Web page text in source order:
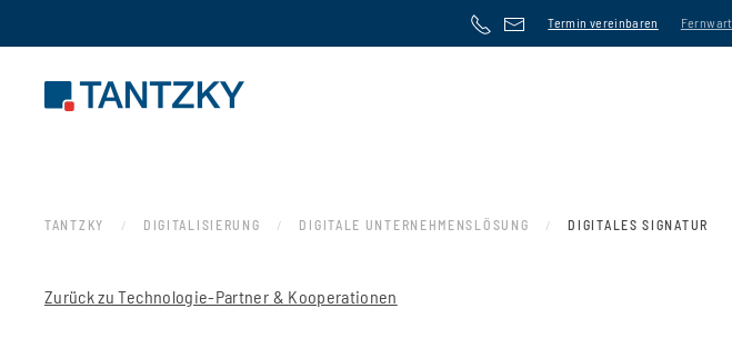
Zum Hauptinhalt springen
Termin vereinbaren
TANTZKY DIGITALISIERUNG DIGITALE UNTERNEHMENSLÖSUNG DIGITALES SIGNATUR
Zurück zu Technologie-Partner & Kooperationen